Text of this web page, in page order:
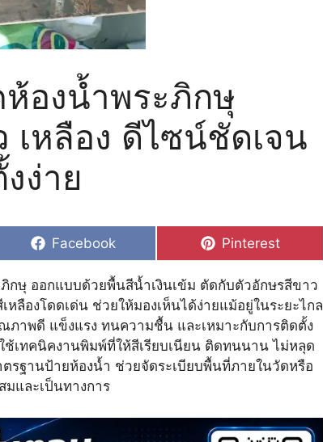
องน้ำพระภิกษุ
เหลือง ดีไซน์ชัดเจน
ง่าย
Share
Facebook
Share
Pinterest
กษุ ออกแบบด้วยพื้นสีน้ำเงินเข้ม ตัดกับตัวอักษรสีขาว
องโดดเด่น ช่วยให้มองเห็นได้ง่ายแม้อยู่ในระยะไกล
าพดี แข็งแรง ทนความชื้น และเหมาะกับการติดตั้ง
ช้เทคนิคงานพิมพ์ที่ให้สีเรียบเนียน ติดทนนาน ไม่หลุด
รฐานป้ายห้องน้ำ ช่วยจัดระเบียบพื้นที่ภายในวัดหรือ
มและเป็นทางการ